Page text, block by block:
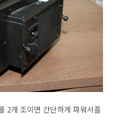
2개 조이면 간단하게 파워서플